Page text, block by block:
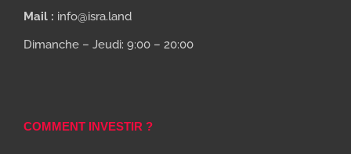
Mail : info@isra.land
Dimanche – Jeudi: 9:00 – 20:00
COMMENT INVESTIR ?